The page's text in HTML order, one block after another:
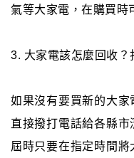
氣等大家電，在購買時
3. 大家電該怎麼回收？
如果沒有要買新的大家
直接撥打電話給各縣市
屆時只要在指定時間